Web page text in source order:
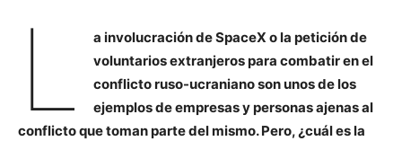
L
a involucración de SpaceX o la petición de
voluntarios extranjeros para combatir en el
conflicto ruso-ucraniano son unos de los
ejemplos de empresas y personas ajenas al
conflicto que toman parte del mismo. Pero, ¿cuál es la